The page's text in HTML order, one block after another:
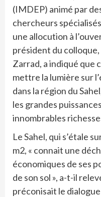
(IMDEP) animé par
chercheurs
une allocution à
président du
Zarrad, a indiqué que
mettre la lumière sur
dans la région du
les grandes
innombrables
Le Sahel, qui s’étale
m2, « connait une
économiques de ses
de son sol », a-t-il
préconisait le